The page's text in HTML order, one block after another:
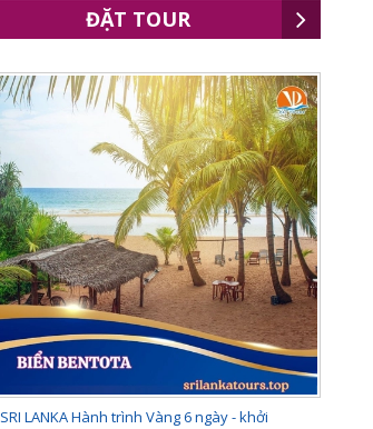
ĐẶT TOUR
SRI LANKA Hành trình Vàng 6 ngày - khởi